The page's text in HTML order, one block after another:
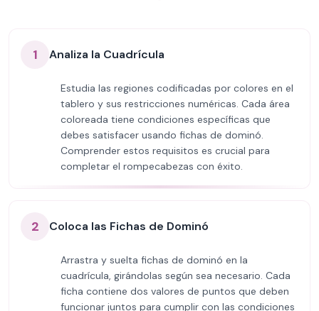
1 Analiza la Cuadrícula
Estudia las regiones codificadas por colores en el
tablero y sus restricciones numéricas. Cada área
coloreada tiene condiciones específicas que
debes satisfacer usando fichas de dominó.
Comprender estos requisitos es crucial para
completar el rompecabezas con éxito.
2 Coloca las Fichas de Dominó
Arrastra y suelta fichas de dominó en la
cuadrícula, girándolas según sea necesario. Cada
ficha contiene dos valores de puntos que deben
funcionar juntos para cumplir con las condiciones